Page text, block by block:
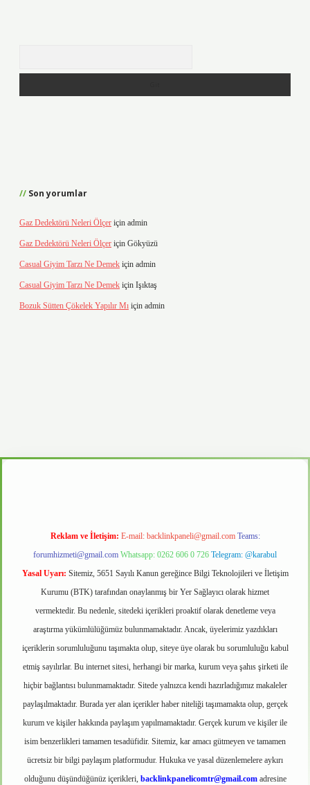
Son yorumlar
Gaz Dedektörü Neleri Ölçer için admin
Gaz Dedektörü Neleri Ölçer için Gökyüzü
Casual Giyim Tarzı Ne Demek için admin
Casual Giyim Tarzı Ne Demek için Işıktaş
Bozuk Sütten Çökelek Yapılır Mı için admin
Reklam ve İletişim: E-mail: backlinkpaneli@gmail.com Teams:
forumhizmeti@gmail.com Whatsapp: 0262 606 0 726 Telegram: @karabul
Yasal Uyarı: Sitemiz, 5651 Sayılı Kanun gereğince Bilgi Teknolojileri ve İletişim
Kurumu (BTK) tarafından onaylanmış bir Yer Sağlayıcı olarak hizmet
vermektedir. Bu nedenle, sitedeki içerikleri proaktif olarak denetleme veya
araştırma yükümlülüğümüz bulunmamaktadır. Ancak, üyelerimiz yazdıkları
içeriklerin sorumluluğunu taşımakta olup, siteye üye olarak bu sorumluluğu kabul
etmiş sayılırlar. Bu internet sitesi, herhangi bir marka, kurum veya şahıs şirketi ile
hiçbir bağlantısı bulunmamaktadır. Sitede yalnızca kendi hazırladığımız makaleler
paylaşılmaktadır. Burada yer alan içerikler haber niteliği taşımamakta olup, gerçek
kurum ve kişiler hakkında paylaşım yapılmamaktadır. Gerçek kurum ve kişiler ile
isim benzerlikleri tamamen tesadüfidir. Sitemiz, kar amacı gütmeyen ve tamamen
ücretsiz bir bilgi paylaşım platformudur. Hukuka ve yasal düzenlemelere aykırı
olduğunu düşündüğünüz içerikleri, backlinkpanelicomtr@gmail.comadresine